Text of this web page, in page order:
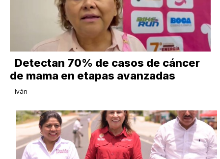
Detectan 70% de casos de cáncer
de mama en etapas avanzadas
Iván